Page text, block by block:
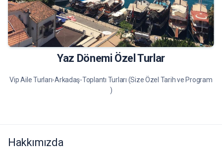
300 $ Tur Bilgileri
Yaz Dönemi Özel Turlar
Vip Aile Turları-Arkadaş-Toplantı Turları (Size Özel Tarih ve Program
)
Hakkımızda